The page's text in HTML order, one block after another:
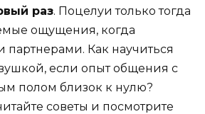
раз. Поцелуи только тогда
ощущения, когда
Как научиться
если опыт общения с
полом близок к нулю?
советы и посмотрите